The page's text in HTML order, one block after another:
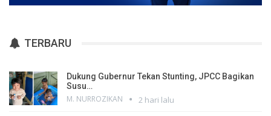
TERBARU
Dukung Gubernur Tekan Stunting, JPCC Bagikan
Susu…
M. NURROZIKAN 2 hari lalu